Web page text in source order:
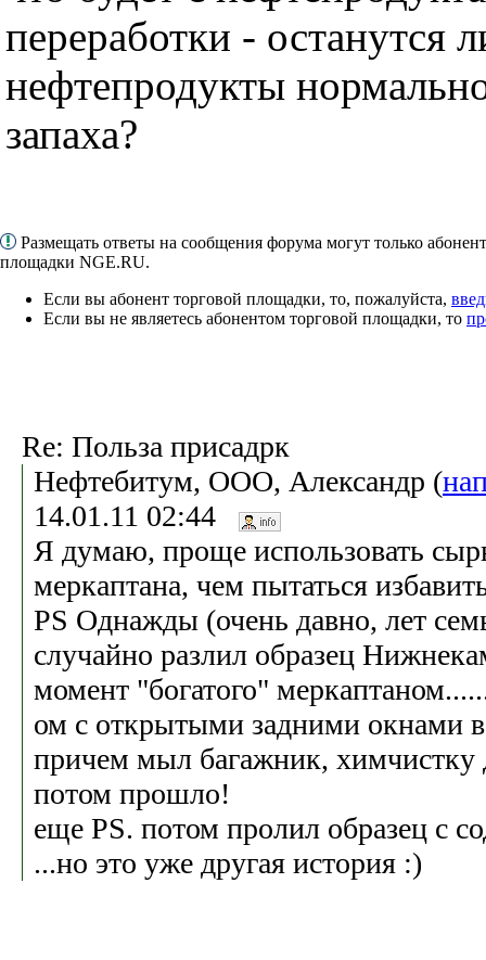
переработки - останутся
нефтепродукты
запаха?
Размещать ответы на сообщения форума могут только
площадки NGE.RU.
Если вы абонент торговой площадки, то, пожалуйста,
Если вы не являетесь абонентом торговой площадки, то
Re: Польза присадрк
Нефтебитум, ООО, Александр (
14.01.11 02:44
Я думаю, проще использовать
меркаптана, чем пытаться
PS Однажды (очень давно, лет
случайно разлил образец
момент "богатого"
ом с открытыми задними окнами в
причем мыл багажник, химчистку
потом прошло!
еще PS. потом пролил образец с
...но это уже другая история :)